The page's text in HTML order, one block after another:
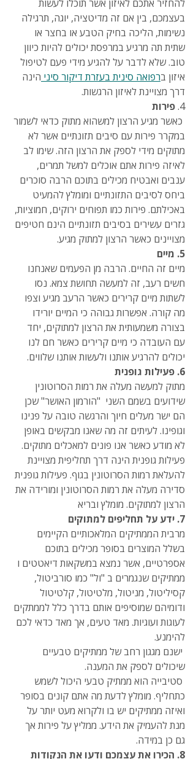
להחזיר אתכם לאיזון אשר תוכלו לעשות
בעצמכם, בין אם זה מדיטציה, יוגה, תרגילה
נשימות, הליכה בחיק הטבע או בחצר או
שתית תה מרגיע במרפסת יכולים להיות כיוון
טוב. שלא לדבר על להגיע מידי פעם לטיפול
איזון ברפואה סינית בעזרת דיקור סיני הינה
דרך מצויינת לאיזון הרגשות.
4. פירות
כאשר מגיע הרצון למשהוא מתוק כדאי לשמור
במקרר פירות עם סיבים תזונתיים אשר לא
מתוקים מידי לספק את הרצון הזה. שימו לב
לאיזה פירות אתם אוכלים למשל תמרים,
ענבים ואבטיח מכילים בתוכם הרבה סוכרים
ביחס לסיבים התזונתיים ומומלץ להמעיט
באכילתם. פירות כמו תפוחים ירוקים, חמוציות,
גזרים עשירים בסיבים תזונתיים הינם חטיפים
מצויינים כאשר הרצון למתוק מגיע.
5. מיים
מיים זה החיים. הרבה מן הפעמים שאנחנו
חשים רעב, זה למעשה תחושת צמא. נסו
לשתות מיים קרירים כאשר הרעב מגיע וצפו
מה קורה. אפשרות גבוהה כי המיים יורידו
בצורה משמעותית את הרצון למתוקים, יחד
עם העובדה כי מיים קרירים כאשר חם לנו
יכולים להרגיע אותנו ולעשות אותנו שלווים.
6. פעילות גופנית
מתוק למעשה מעלה את רמות הסרוטונין
שידועים בשמם השני  "הורמון האושר" שכן
הם ישר מעלים חיוך והרגשה טובה על פנינו
וגופינו. לעיתים זה מה שאנו מבקשים באופן
לא מודע כאשר אנו פונים למאכלים מתוקים.
פעילות גופנית הינה דרך תחליפית מצויינת
להעלאת רמות הסרוטונין בגוף. פעילות גופנית
סדירה מעלה את רמות הסרוטונין ומורידה את
הרצון למתוקים. מומלץ ובריא
7. ידע על תחליפים למתוקים
מרבית הממתיקים המלאכותיים הקיימים
בשלל המוצרים בסופר מכילים בתוכם
אספרטיים, אשר נמצא במשקאות דיאטטים ו
ממתיקים שנגמרים ב "ול" כמו סורביטול,
קסיליטול, מניטול, מלטיטול, קלטיטול
ודומיהם שמוסיפים אותם בדרך כלל לממתקים
לעוגות ועוגיות. מאד טעים, אך מאד כדאי לכם
להימנע.
ישנם מגגון רחב של ממתיקים טבעיים
שיכולים לספק את המענה.
סטיבייה הוא ממתיק טבעי היכול לשמש
כתחליף. מומלץ לדעת מה אתם קונים בסופר
ואיזה ממתיקים יש בו ולקרוא מעט יותר על
מנת להעמיק את הידע. ממליץ על פירות אך
גם כן במידה.
8. הכירו את עצמכם ודעו את הנקודות